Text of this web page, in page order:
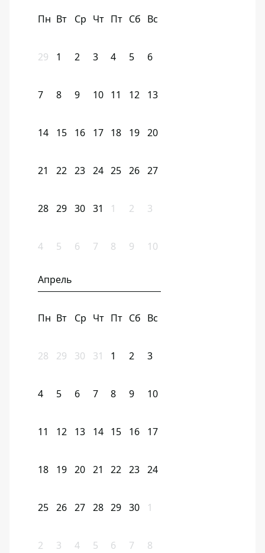
Пн Вт Ср Чт Пт Сб Вс
29 1 2 3 4 5 6
7 8 9 10 11 12 13
14 15 16 17 18 19 20
21 22 23 24 25 26 27
28 29 30 31 1 2 3
4 5 6 7 8 9 10
Апрель
Пн Вт Ср Чт Пт Сб Вс
28 29 30 31 1 2 3
4 5 6 7 8 9 10
11 12 13 14 15 16 17
18 19 20 21 22 23 24
25 26 27 28 29 30 1
2 3 4 5 6 7 8